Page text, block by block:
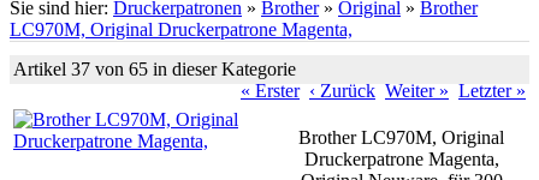
Sie sind hier: Druckerpatronen » Brother» Original » Brother
LC970M, Original Druckerpatrone Magenta,
Artikel 37 von 65 in dieser Kategorie
« Erster ‹ Zurück Weiter » Letzter »
Brother LC970M, Original
Druckerpatrone Magenta,